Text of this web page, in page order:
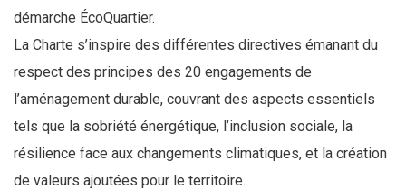
démarche ÉcoQuartier.
La Charte s’inspire des différentes directives émanant du
respect des principes des 20 engagements de
l’aménagement durable, couvrant des aspects essentiels
tels que la sobriété énergétique, l’inclusion sociale, la
résilience face aux changements climatiques, et la création
de valeurs ajoutées pour le territoire.